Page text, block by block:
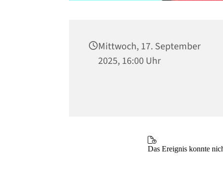
Mittwoch, 17. September
2025, 16:00 Uhr